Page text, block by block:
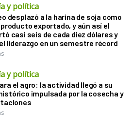
y política
desplazó a la harina de soja como
exportado, y aún así el
casi seis de cada diez dólares y
liderazgo en un semestre récord
y política
el agro: la actividad llegó a su
impulsada por la cosecha y